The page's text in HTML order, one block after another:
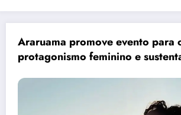
Araruama promove evento para
protagonismo feminino e